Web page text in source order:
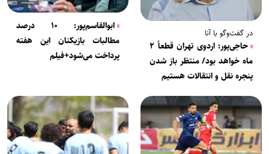
در گفت‌وگو با آنا
حاجی‌پور: اردوی تهران قطعاً ۲
ماه خواهد بود/ منتظر باز شدن
پنجره نقل و انتقالات هستیم
ابوالقاسم‌پور: ۱۰ درصد
مطالبات بازیکنان این هفته
پرداخت می‌شود+فیلم